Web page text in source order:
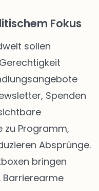
Fokus
sollen
Spenden
zu Programm,
Absprünge.
bringen
Barrierearme